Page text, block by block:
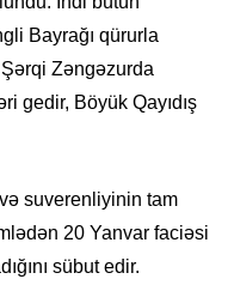
Bayrağı qürurla
Zəngəzurda
gedir, Böyük Qayıdış
suverenliyinin tam
20 Yanvar faciəsi
sübut edir.